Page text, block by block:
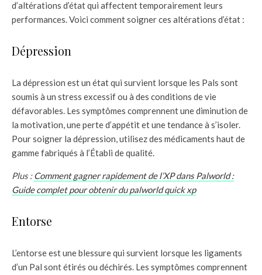
d’altérations d’état qui affectent temporairement leurs
performances. Voici comment soigner ces altérations d’état :
Dépression
La dépression est un état qui survient lorsque les Pals sont
soumis à un stress excessif ou à des conditions de vie
défavorables. Les symptômes comprennent une diminution de
la motivation, une perte d’appétit et une tendance à s’isoler.
Pour soigner la dépression, utilisez des médicaments haut de
gamme fabriqués à l’Établi de qualité.
Plus :Comment gagner rapidement de l’XP dans Palworld :
Guide complet pour obtenir du palworld quick xp
Entorse
L’entorse est une blessure qui survient lorsque les ligaments
d’un Pal sont étirés ou déchirés. Les symptômes comprennent